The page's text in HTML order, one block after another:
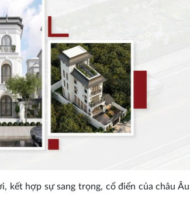
kết hợp sự sang trọng, cổ điển của châu